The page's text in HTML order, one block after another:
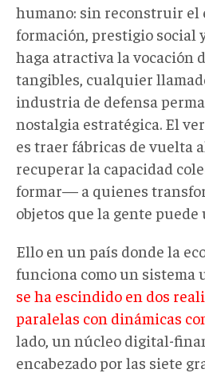
humano: sin reconstruir el
formación, prestigio social
haga atractiva la vocación
tangibles, cualquier
industria de defensa
nostalgia estratégica. El
es traer fábricas de vuelta
recuperar la capacidad
formar— a quienes
objetos que la gente puede
Ello en un país donde la
funciona como un sistema
se ha escindido en dos
paralelas con dinámicas
lado, un núcleo digital-
encabezado por las siete